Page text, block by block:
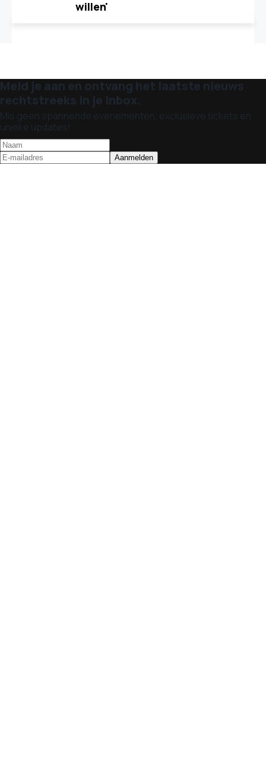
willen'
Meld je aan en ontvang het laatste nieuws
rechtstreeks in je inbox.
Mis geen spannende evenementen, exclusieve tickets en
unieke updates!